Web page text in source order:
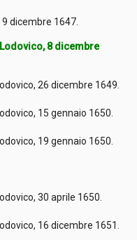
dicembre 1647.
8 dicembre
26 dicembre 1649.
15 gennaio 1650.
19 gennaio 1650.
30 aprile 1650.
16 dicembre 1651.